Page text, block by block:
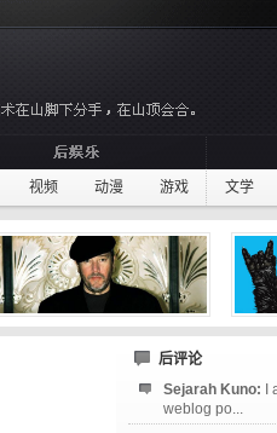
视频 动漫 游戏 文学
后评论
Sejarah Kuno:
weblog po...